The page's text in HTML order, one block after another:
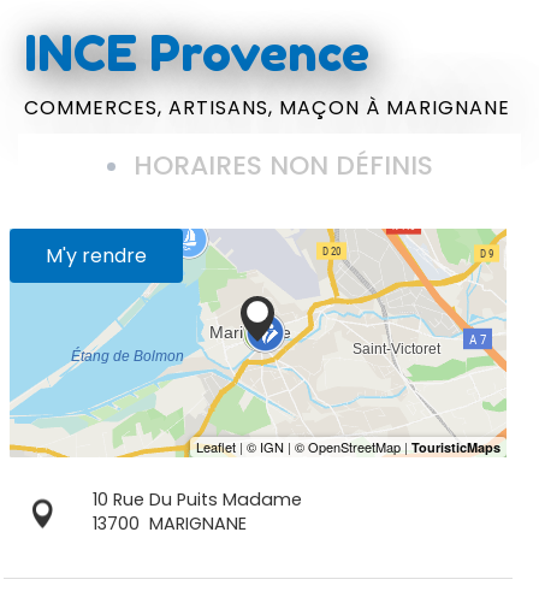
INCE Provence
COMMERCES, ARTISANS, MAÇON À MARIGNANE
HORAIRES NON DÉFINIS
M'y rendre
10 Rue Du Puits Madame
13700 MARIGNANE